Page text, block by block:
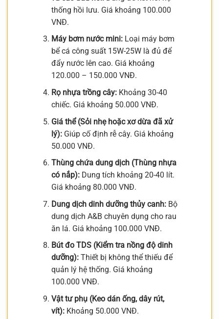
thống hồi lưu. Giá khoảng 100.000
VNĐ.
Máy bơm nước mini:Loại máy bơm
bể cá công suất 15W-25W là đủ để
đẩy nước lên cao. Giá khoảng
120.000 – 150.000 VNĐ.
Rọ nhựa trồng cây:Khoảng 30-40
chiếc. Giá khoảng 50.000 VNĐ.
Giá thể (Sỏi nhẹ hoặc xơ dừa đã xử
lý):Giúp cố định rễ cây. Giá khoảng
50.000 VNĐ.
Thùng chứa dung dịch (Thùng nhựa
có nắp):Dung tích khoảng 20-40 lít.
Giá khoảng 80.000 VNĐ.
Dung dịch dinh dưỡng thủy canh:Bộ
dung dịch A&B chuyên dụng cho rau
ăn lá. Giá khoảng 100.000 VNĐ.
Bút đo TDS (Kiểm tra nồng độ dinh
dưỡng):Thiết bị không thể thiếu để
quản lý hệ thống. Giá khoảng
100.000 VNĐ.
Vật tư phụ (Keo dán ống, dây rút,
vít):Khoảng 50.000 VNĐ.